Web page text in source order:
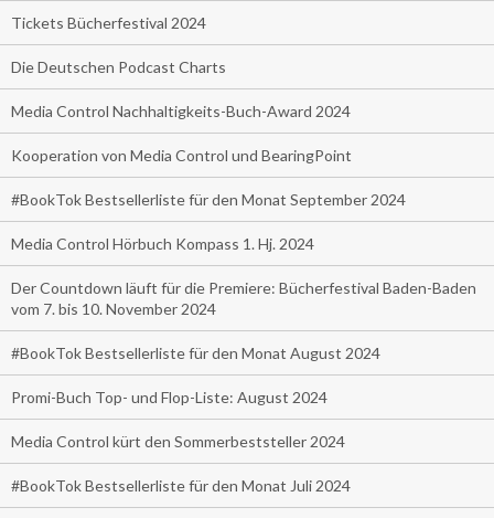
Tickets Bücherfestival 2024
Die Deutschen Podcast Charts
Media Control Nachhaltigkeits-Buch-Award 2024
Kooperation von Media Control und BearingPoint
#BookTok Bestsellerliste für den Monat September 2024
Media Control Hörbuch Kompass 1. Hj. 2024
Der Countdown läuft für die Premiere: Bücherfestival Baden-Baden
vom 7. bis 10. November 2024
#BookTok Bestsellerliste für den Monat August 2024
Promi-Buch Top- und Flop-Liste: August 2024
Media Control kürt den Sommerbeststeller 2024
#BookTok Bestsellerliste für den Monat Juli 2024